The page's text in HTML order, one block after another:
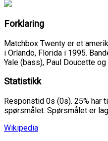
Forklaring
Matchbox Twenty er et
i Orlando, Florida i 1995.
Yale (bass), Paul Doucette
Statistikk
Responstid 0s (0s). 25% har
spørsmålet. Spørsmålet er
Wikipedia